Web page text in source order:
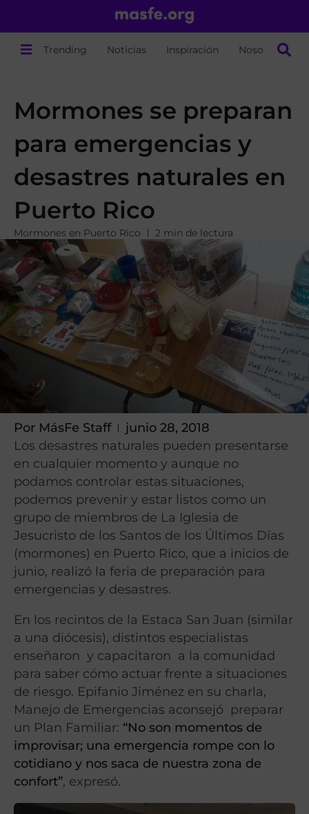
Trending Noticias Inspiración Nosotros
Mormones se preparan
para emergencias y
desastres naturales en
Puerto Rico
Mormones en Puerto Rico 2 min de lectura
Por MásFe Staff
junio 28, 2018
Los desastres naturales pueden presentarse
en cualquier momento y aunque no
podamos controlar estas situaciones,
podemos prevenir y estar listos como un
grupo de miembros de La Iglesia de
Jesucristo de los Santos de los Últimos Días
(mormones) en Puerto Rico, que a inicios de
junio, realizó la feria de preparación para
emergencias y desastres.
En los recintos de la Estaca San Juan (similar
a una diócesis), distintos especialistas
enseñaron y capacitaron a la comunidad
para saber cómo actuar frente a situaciones
de riesgo. Epifanio Jiménez en su charla,
Manejo de Emergencias aconsejó preparar
un Plan Familiar: “No son momentos de
improvisar; una emergencia rompe con lo
cotidiano y nos saca de nuestra zona de
confort”, expresó.